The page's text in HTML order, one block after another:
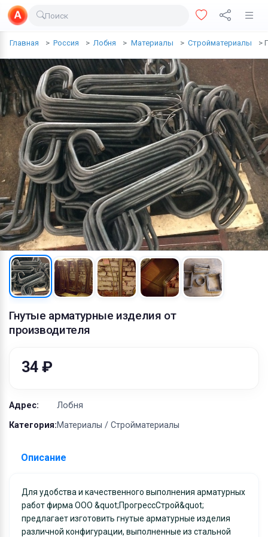
Поиск
Главная Россия Лобня Материалы Стройматериалы
Гнутые арматурные изделия от
производителя
34 ₽
Адрес:
Лобня
Категория:Материалы / Стройматериалы
Описание
Для удобства и качественного выполнения арматурных
работ фирма ООО &quot;ПрогрессСтрой&quot;
предлагает изготовить гнутые арматурные изделия
различной конфигурации, выполненные из стальной
Доставка еды
Транспорт
Недвижимость
Услуги
Личные вещи
Одежда и обувь
Электроника
Все для дома
Хобби и отдых
Животные
Оборудование
Материалы